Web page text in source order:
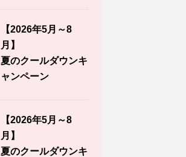
【2026年5月～8
月】
夏のクールダウンキ
ャンペーン
【2026年5月～8
月】
夏のクールダウンキ